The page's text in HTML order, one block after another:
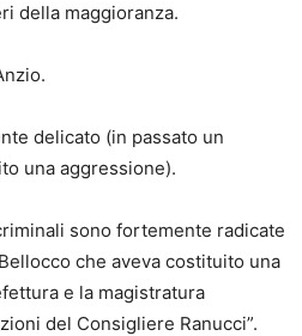
della maggioranza.
delicato (in passato un
una aggressione).
sono fortemente radicate
che aveva costituito una
e la magistratura
del Consigliere Ranucci”.